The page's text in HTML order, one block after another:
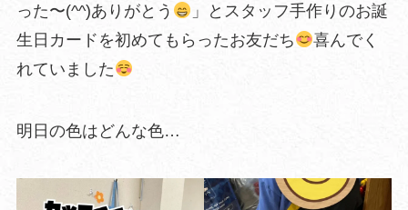
った〜(^^)ありがとう
」とスタッフ手作りのお誕
生日カードを初めてもらったお友だち
喜んでく
れていました
明日の色はどんな色…